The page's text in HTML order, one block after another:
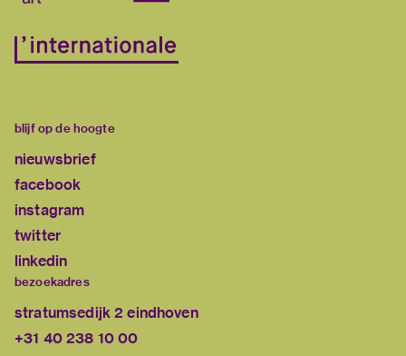
blijf op de hoogte
nieuwsbrief
facebook
instagram
twitter
linkedin
bezoekadres
stratumsedijk 2 eindhoven
+31 40 238 10 00